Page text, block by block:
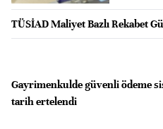
TÜSİAD Maliyet Bazlı Rekabet
Gayrimenkulde güvenli ödeme
tarih ertelendi